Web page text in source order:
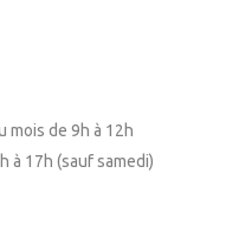
mois de 9h à 12h
à 17h (sauf samedi)